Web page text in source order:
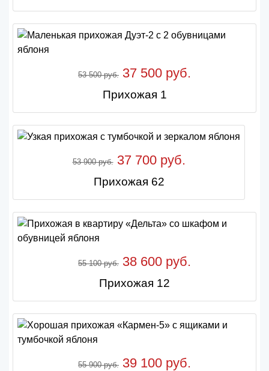
53 500 руб. 37 500 руб.
Прихожая 1
53 900 руб.37 700 руб.
Прихожая 62
55 100 руб. 38 600 руб.
Прихожая 12
55 900 руб. 39 100 руб.